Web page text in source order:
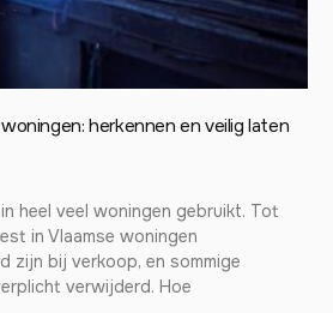
herkennen en veilig laten
heel veel woningen gebruikt. Tot
in Vlaamse woningen
zijn bij verkoop, en sommige
verwijderd. Hoe